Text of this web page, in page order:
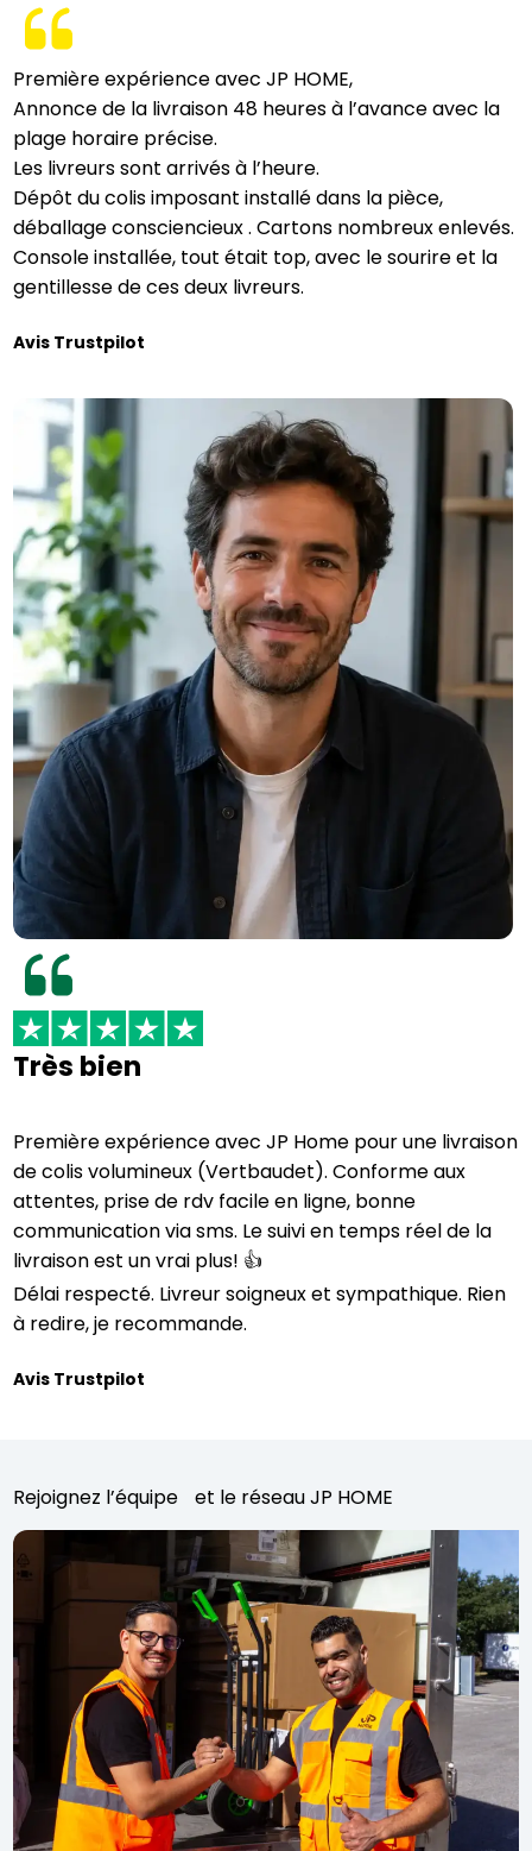
Première expérience avec JP HOME,
Annonce de la livraison 48 heures à l’avance avec la
plage horaire précise.
Les livreurs sont arrivés à l’heure.
Dépôt du colis imposant installé dans la pièce,
déballage consciencieux . Cartons nombreux enlevés.
Console installée, tout était top, avec le sourire et la
gentillesse de ces deux livreurs.
Avis Trustpilot
Très bien
Première expérience avec JP Home pour une livraison
de colis volumineux (Vertbaudet). Conforme aux
attentes, prise de rdv facile en ligne, bonne
communication via sms. Le suivi en temps réel de la
livraison est un vrai plus! 👍
Délai respecté. Livreur soigneux et sympathique. Rien
à redire, je recommande.
Avis Trustpilot
Rejoignez l’équipe et le réseau JP HOME